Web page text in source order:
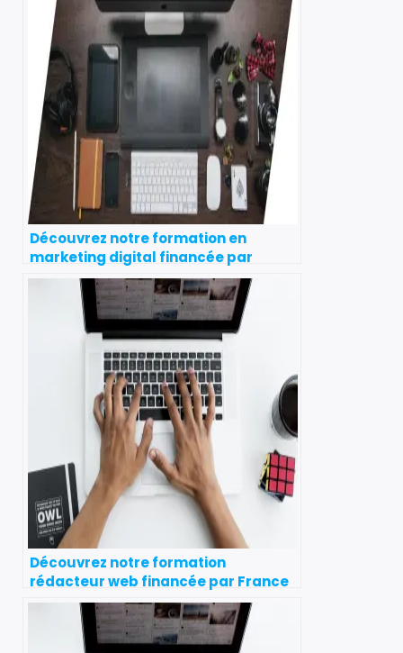
Découvrez notre formation en
marketing digital financée par
france travail
Découvrez notre formation
rédacteur web financée par France
travail